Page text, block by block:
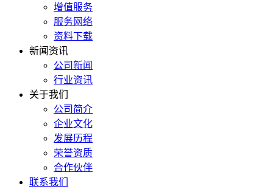
增值服务
服务网络
资料下载
新闻资讯
公司新闻
行业资讯
关于我们
公司简介
企业文化
发展历程
荣誉资质
合作伙伴
联系我们